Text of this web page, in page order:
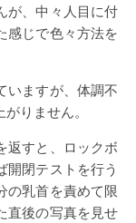
が、中々人目に付
感じで色々方法を
いますが、体調不
りません。
返すと、ロックボ
開閉テストを行う
の乳首を責めて限
直後の写真を見せ